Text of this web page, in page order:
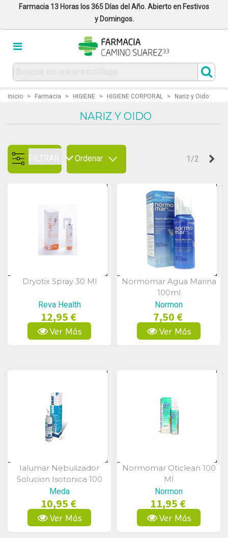
Farmacia 13 Horas los 365 Días del Año. Abierto en Festivos
y Domingos.
Inicio > Farmacia > HIGIENE > HIGIENE CORPORAL > Nariz y Oido
NARIZ Y OIDO
FILTRAR Ordenar 1/2
Vista Rápida
Dryotix Spray 30 Ml
Reva Health
12,95 €
Ver Más
Vista Rápida
Normomar Agua Marina
100ml
Normon
7,50 €
Ver Más
Vista Rápida
Ialumar Nebulizador
Solucion Isotonica 100
Ml
Meda
10,95 €
Ver Más
Vista Rápida
Normomar Oticlean 100
Ml
Normon
11,95 €
Ver Más